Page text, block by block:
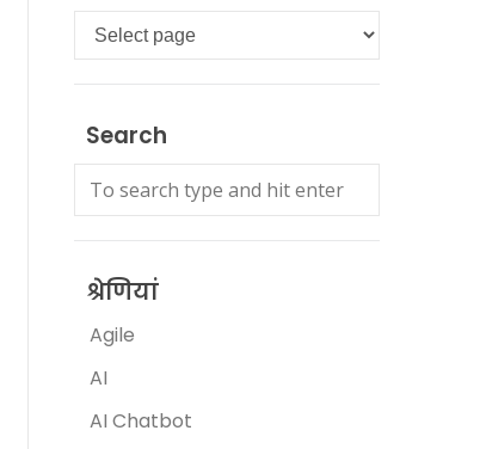
Languages
Search
श्रेणियां
Agile
AI
AI Chatbot